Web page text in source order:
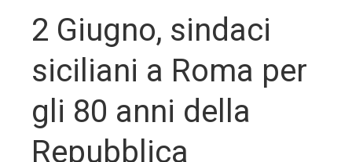
2 Giugno, sindaci
siciliani a Roma per
gli 80 anni della
Repubblica